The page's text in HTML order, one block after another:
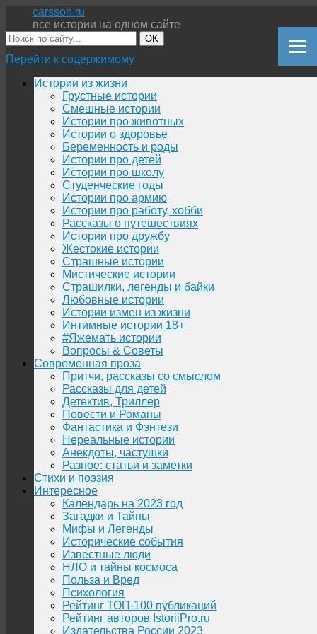
carsson.ru
все истории на одном сайте
OK
Перейти к содержимому
Истории из жизни
Грустные истории
Смешные истории
Истории про животных
Истории о здоровье
Беременность и роды
Истории про детей
Истории про школу
Студенческие годы
Истории про армию
Истории про работу, хобби
Рассказы о путешествиях
Истории про дружбу
Жестокие истории
Страшные истории
Мистические истории
Страшилки, легенды и байки
Любовные истории
Истории измен из жизни
Интимные истории 18+
#Яжемать истории
Вопросы & Советы
Современная проза
Притчи, рассказы со смыслом
Рассказы для детей
Детектив, Триллер
Повести и Романы
Фантастика и Фэнтези
Нереальные истории
Анекдоты, частушки
Разное: статьи и заметки
Стихи и поэзия
Интересное
Календарь на 2023 год
Загадки и Тайны
Мифы и Легенды
Исторические события
Известные люди
НЛО и тайны космоса
Польза и Вред
Психология
Рейтинг ТОП-100 публикаций
Рейтинг авторов IstoriiPro.ru
Издательства России 2023